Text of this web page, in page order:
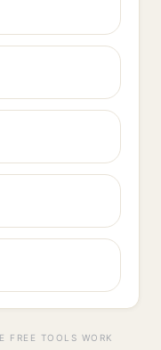
FREE TOOLS WORK